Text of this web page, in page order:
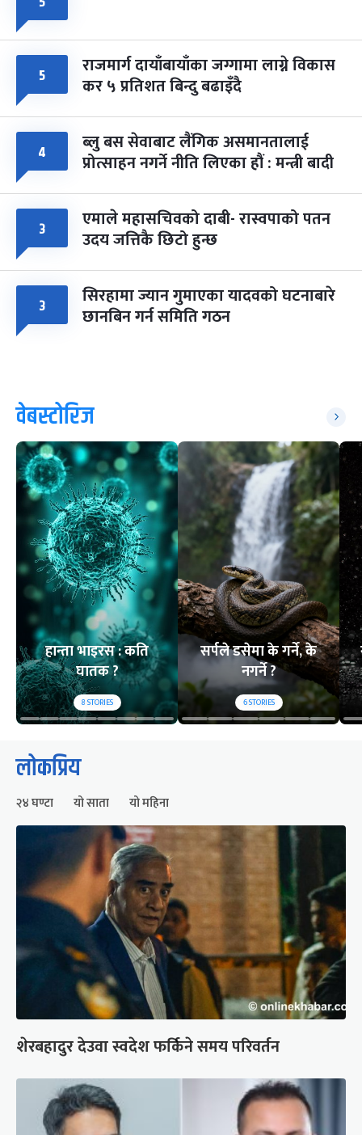
५ राजमार्ग दायाँबायाँका जग्गामा लाग्ने विकास
कर ५ प्रतिशत बिन्दु बढाइँदै
४ ब्लु बस सेवाबाट लैंगिक असमानतालाई
प्रोत्साहन नगर्ने नीति लिएका हौं : मन्त्री बादी
३ एमाले महासचिवको दाबी- रास्वपाको पतन
उदय जत्तिकै छिटो हुन्छ
३ सिरहामा ज्यान गुमाएका यादवको घटनाबारे
छानबिन गर्न समिति गठन
वेबस्टोरिज
हान्ता भाइरस : कति
घातक ?
8STORIES
सर्पले डसेमा के गर्ने, के
नगर्ने ?
6STORIES
लोकप्रिय
२४ घण्टा यो साता यो महिना
शेरबहादुर देउवा स्वदेश फर्किने समय परिवर्तन